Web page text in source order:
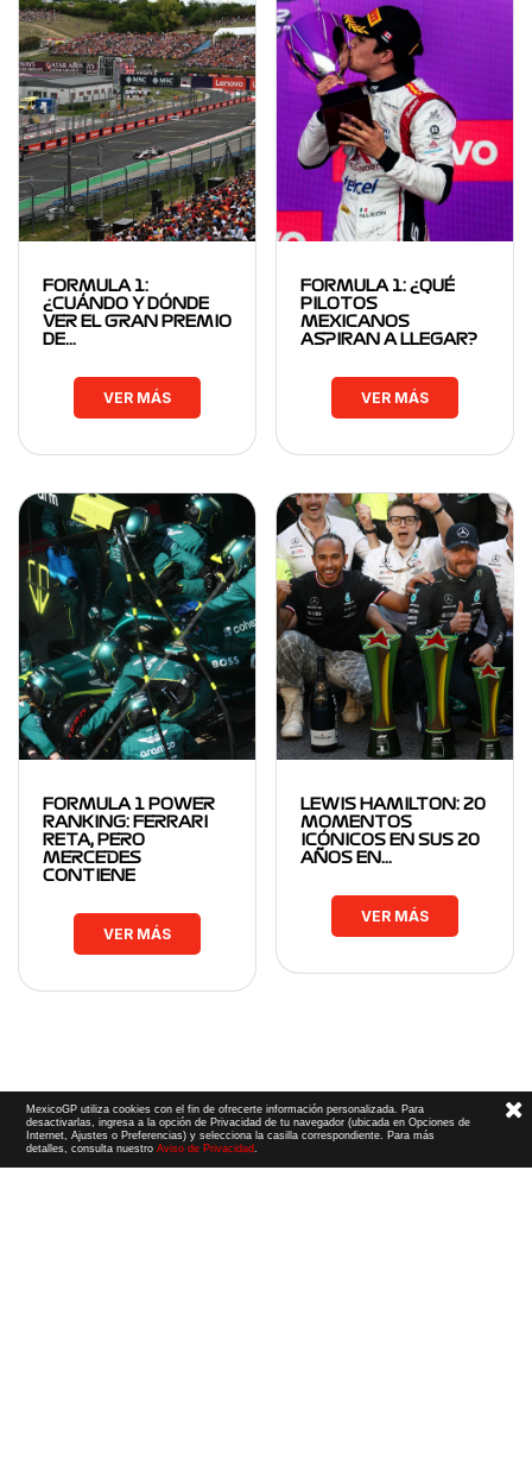
FORMULA 1:
¿CUÁNDO Y DÓNDE
VER EL GRAN PREMIO
DE…
VER MÁS
FORMULA 1: ¿QUÉ
PILOTOS
MEXICANOS
ASPIRAN A LLEGAR?
VER MÁS
FORMULA 1 POWER
RANKING: FERRARI
RETA, PERO
MERCEDES
CONTIENE
VER MÁS
LEWIS HAMILTON: 20
MOMENTOS
ICÓNICOS EN SUS 20
AÑOS EN…
VER MÁS
MexicoGP utiliza cookies con el fin de ofrecerte información personalizada. Para
desactivarlas, ingresa a la opción de Privacidad de tu navegador (ubicada en Opciones de
Internet, Ajustes o Preferencias) y selecciona la casilla correspondiente. Para más
detalles, consulta nuestroAviso de Privacidad.